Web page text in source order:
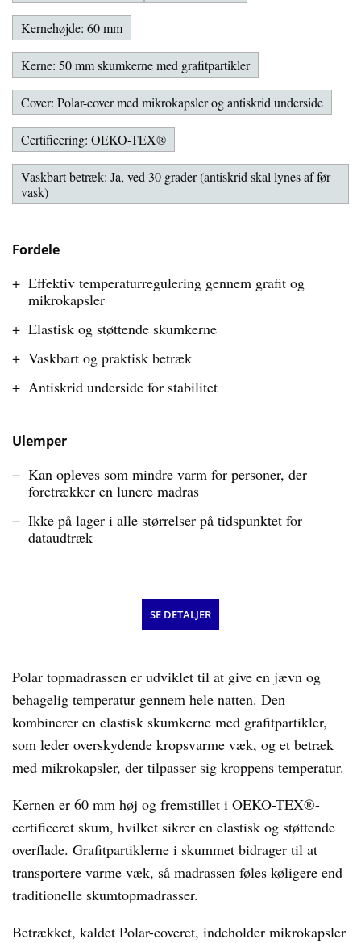
Polar topmadrassen er udviklet til at give en jævn og
behagelig temperatur gennem hele natten. Den
kombinerer en elastisk skumkerne med grafitpartikler,
som leder overskydende kropsvarme væk, og et betræk
med mikrokapsler, der tilpasser sig kroppens temperatur.
Kernen er 60 mm høj og fremstillet i OEKO-TEX®-
certificeret skum, hvilket sikrer en elastisk og støttende
overflade. Grafitpartiklerne i skummet bidrager til at
transportere varme væk, så madrassen føles køligere end
traditionelle skumtopmadrasser.
Betrækket, kaldet Polar-coveret, indeholder mikrokapsler
Fordele
Effektiv temperaturregulering gennem grafit og
mikrokapsler
Elastisk og støttende skumkerne
Vaskbart og praktisk betræk
Antiskrid underside for stabilitet
Ulemper
Kan opleves som mindre varm for personer, der
foretrækker en lunere madras
Ikke på lager i alle størrelser på tidspunktet for
dataudtræk
Kernehøjde: 60 mm
Kerne: 50 mm skumkerne med grafitpartikler
Cover: Polar-cover med mikrokapsler og antiskrid underside
Certificering: OEKO-TEX®
Vaskbart betræk: Ja, ved 30 grader (antiskrid skal lynes af før
vask)
SE DETALJER